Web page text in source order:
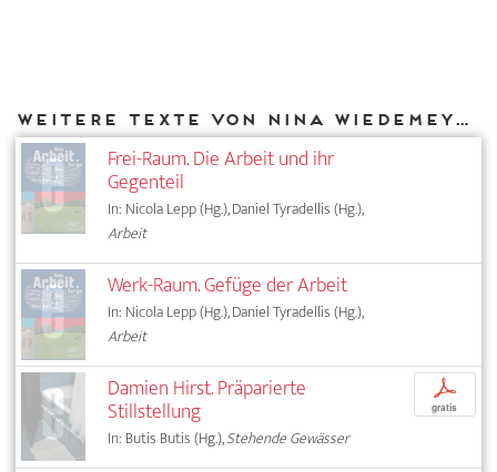
Weitere Texte von Nina Wiedemeyer bei DIAPHANES
Frei-Raum. Die Arbeit und ihr
Gegenteil
In: Nicola Lepp (Hg.), Daniel Tyradellis (Hg.),
Arbeit
Werk-Raum. Gefüge der Arbeit
In: Nicola Lepp (Hg.), Daniel Tyradellis (Hg.),
Arbeit
Damien Hirst. Präparierte
Stillstellung
In: Butis Butis (Hg.),Stehende Gewässer
p
gratis